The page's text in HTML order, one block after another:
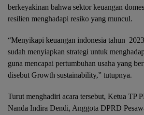
berkeyakinan bahwa sektor keuangan
resilien menghadapi resiko yang muncul.
“Menyikapi keuangan indonesia tahun
sudah menyiapkan strategi untuk
guna mencapai pertumbuhan usaha yang
disebut Growth sustainability,” tutupnya.
Turut menghadiri acara tersebut, Ketua TP
Nanda Indira Dendi, Anggota DPRD